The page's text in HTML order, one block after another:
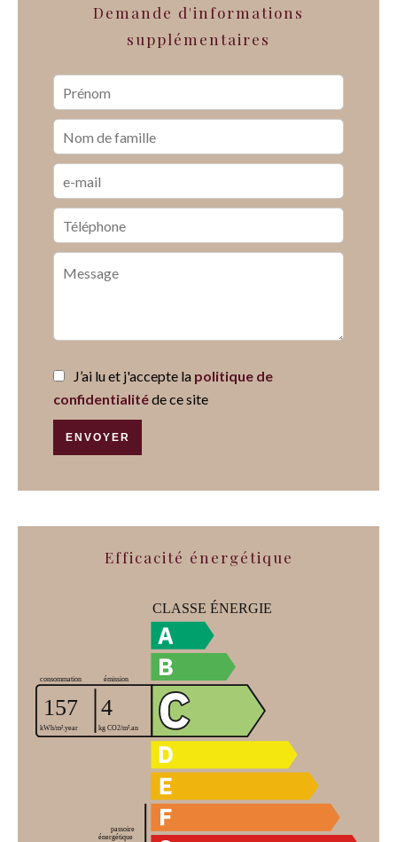
Demande d'informations
supplémentaires
J’ai lu et j'accepte la politique de
confidentialitéde ce site
ENVOYER
Efficacité énergétique